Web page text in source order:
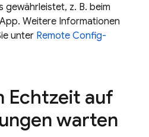
gewährleistet, z. B. beim
Weitere Informationen
unter Remote Config-
Echtzeit auf
warten